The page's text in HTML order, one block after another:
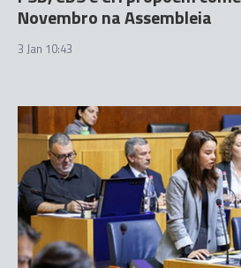
Novembro na Assembleia
3 Jan 10:43